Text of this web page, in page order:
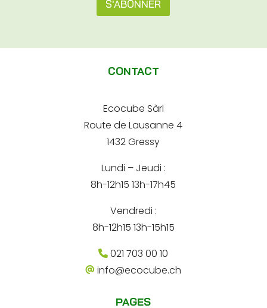
m
-
S'ABONNER
CONTACT
Ecocube Sàrl
Route de Lausanne 4
1432 Gressy
Lundi – Jeudi :
8h-12h15 13h-17h45
Vendredi :
8h-12h15 13h-15h15
021 703 00 10
info@ecocube.ch
PAGES